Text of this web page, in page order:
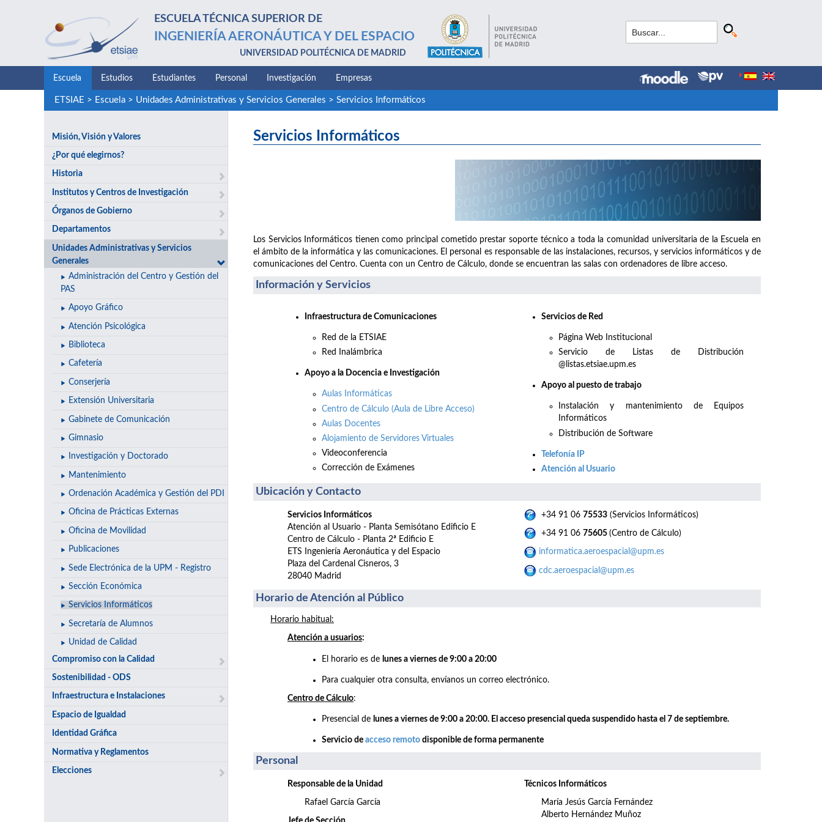
ESCUELA TÉCNICA SUPERIOR DE
INGENIERÍA AERONÁUTICA Y DEL ESPACIO
UNIVERSIDAD POLITÉCNICA DE MADRID
Escuela Estudios Estudiantes Personal Investigación Empresas
ETSIAE > Escuela> Unidades Administrativas y Servicios Generales > Servicios Informáticos
Misión, Visión y Valores
¿Por qué elegirnos?
Historia
Institutos y Centros de Investigación
Órganos de Gobierno
Departamentos
Unidades Administrativas y Servicios
Generales
Administración del Centro y Gestión del
PAS
Apoyo Gráfico
Atención Psicológica
Biblioteca
Cafetería
Conserjería
Extensión Universitaria
Gabinete de Comunicación
Gimnasio
Investigación y Doctorado
Mantenimiento
Ordenación Académica y Gestión del PDI
Oficina de Prácticas Externas
Oficina de Movilidad
Publicaciones
Sede Electrónica de la UPM - Registro
Sección Económica
Servicios Informáticos
Secretaría de Alumnos
Unidad de Calidad
Compromiso con la Calidad
Sostenibilidad - ODS
Infraestructura e Instalaciones
Espacio de Igualdad
Identidad Gráfica
Normativa y Reglamentos
Elecciones
Servicios Informáticos
Los Servicios Informáticos tienen como principal cometido prestar soporte técnico a toda la comunidad universitaria de la Escuela en
el ámbito de la informática y las comunicaciones. El personal es responsable de las instalaciones, recursos, y servicios informáticos y de
comunicaciones del Centro. Cuenta con un Centro de Cálculo, donde se encuentran las salas con ordenadores de libre acceso.
Información y Servicios
Infraestructura de Comunicaciones
Red de la ETSIAE
Red Inalámbrica
Apoyo a la Docencia e Investigación
Aulas Informáticas
Centro de Cálculo (Aula de Libre Acceso)
Aulas Docentes
Alojamiento de Servidores Virtuales
Videoconferencia
Corrección de Exámenes
Servicios de Red
Página Web Institucional
Servicio de Listas de Distribución
@listas.etsiae.upm.es
Apoyo al puesto de trabajo
Instalación y mantenimiento de Equipos
Informáticos
Distribución de Software
Telefonía IP
Atención al Usuario
Ubicación y Contacto
Servicios Informáticos
Atención al Usuario - Planta Semisótano Edificio E
Centro de Cálculo - Planta 2ª Edificio E
ETS Ingeniería Aeronáutica y del Espacio
Plaza del Cardenal Cisneros, 3
28040 Madrid
+34 91 06 75533 (Servicios Informáticos)
+34 91 06 75605 (Centro de Cálculo)
informatica.aeroespacial@upm.es
cdc.aeroespacial@upm.es
Horario de Atención al Público
Horario habitual:
Atención a usuarios:
El horario es de lunes a viernes de 9:00 a 20:00
Para cualquier otra consulta, envíanos un correo electrónico.
Centro de Cálculo:
Presencial de lunes a viernes de 9:00 a 20:00. El acceso presencial queda suspendido hasta el 7 de septiembre.
Servicio de acceso remoto disponible de forma permanente
Personal
Responsable de la Unidad
Rafael García García
Técnicos Informáticos
María Jesús García Fernández
Alberto Hernández Muñoz